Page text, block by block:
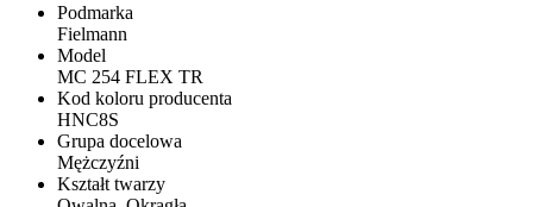
Podmarka
Fielmann
Model
MC 254 FLEX TR
Kod koloru producenta
HNC8S
Grupa docelowa
Mężczyźni
Kształt twarzy